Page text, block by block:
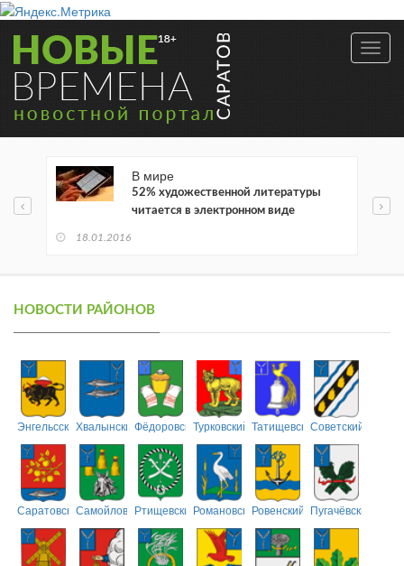
В мире
52% художественной литературы
читается в электронном виде
18.01.2016
НОВОСТИ РАЙОНОВ
ЭнгельсскийХвалынскийФёдоровскийТурковский ТатищевскийСоветский
СаратовскийСамойловскийРтищевскийРомановскийРовенский Пугачёвский